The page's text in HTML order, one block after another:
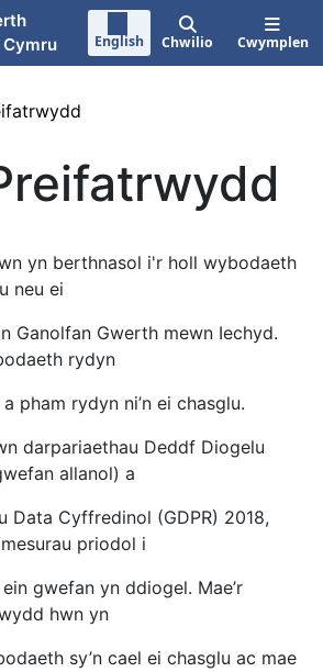
English Chwilio Cwymplen
yn berthnasol i'r holl wybodaeth
neu ei
Ganolfan Gwerth mewn Iechyd.
rydyn
pham rydyn ni’n ei chasglu.
darpariaethau Deddf Diogelu
allanol) a
Data Cyffredinol (GDPR) 2018,
priodol i
gwefan yn ddiogel. Mae’r
hwn yn
sy’n cael ei chasglu ac mae